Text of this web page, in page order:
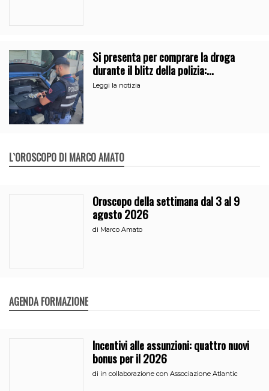
Si presenta per comprare la droga
durante il blitz della polizia:
denunciati due pusher a Catania
Leggi la notizia
L`OROSCOPO DI MARCO AMATO
Oroscopo della settimana dal 3 al 9
agosto 2026
di Marco Amato
AGENDA FORMAZIONE
Incentivi alle assunzioni: quattro nuovi
bonus per il 2026
di in collaborazione con Associazione Atlantic